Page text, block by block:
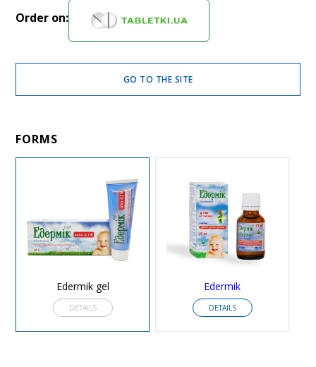
Order on:
GO TO THE SITE
FORMS
Edermik gel
DETAILS
Edermik
DETAILS